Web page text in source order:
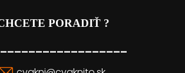
PORADIŤ ?